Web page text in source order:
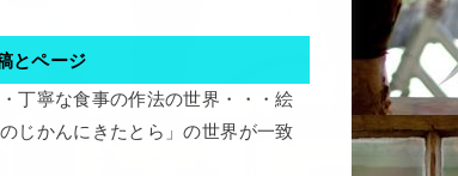
とページ
丁寧な食事の作法の世界・・・絵
じかんにきたとら」の世界が一致